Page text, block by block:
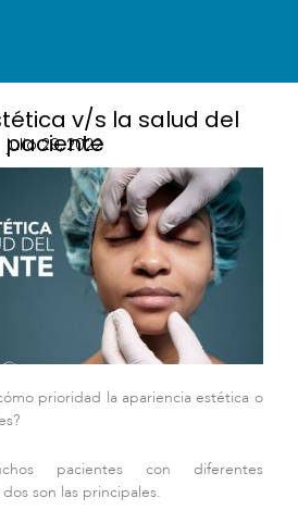
v/s la salud del
paciente
julio 29, 2022
prioridad la apariencia estética o
pacientes con diferentes
son las principales.